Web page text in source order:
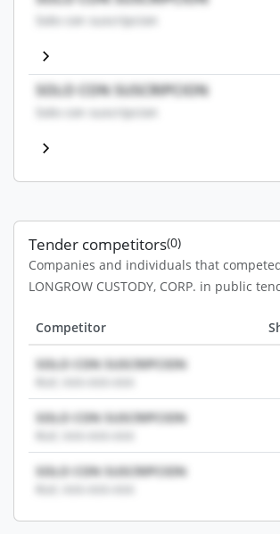
Solo con suscripcion
SOLO CON SUSCRIPCION
Solo con suscripcion
Tender competitors(0)
Companies and individuals that
LONGROW CUSTODY, CORP. in public
Competitor
SOLO CON SUSCRIPCION
SOLO CON SUSCRIPCION
SOLO CON SUSCRIPCION